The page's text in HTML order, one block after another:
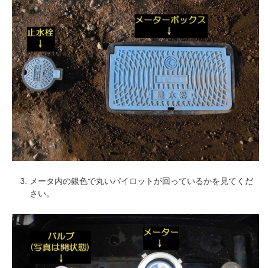
メータ内の銀色で丸いパイロットが回っているかを見てくだ
さい。